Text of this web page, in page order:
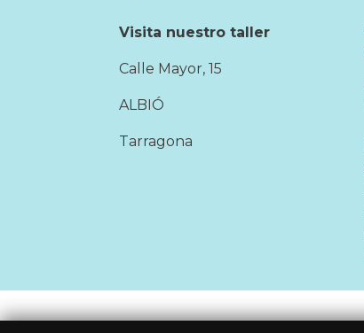
Visita nuestro taller
Calle Mayor, 15
ALBIÓ
Tarragona